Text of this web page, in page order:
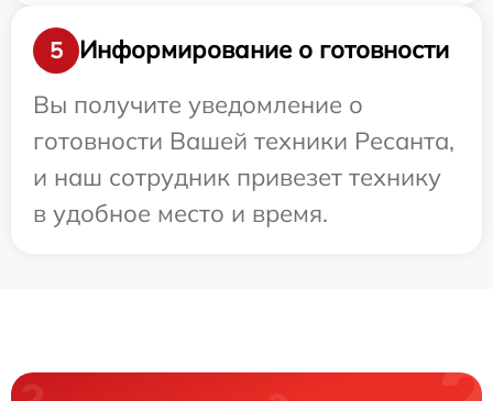
5
Информирование о готовности
Вы получите уведомление о
готовности Вашей техники Ресанта,
и наш сотрудник привезет технику
в удобное место и время.